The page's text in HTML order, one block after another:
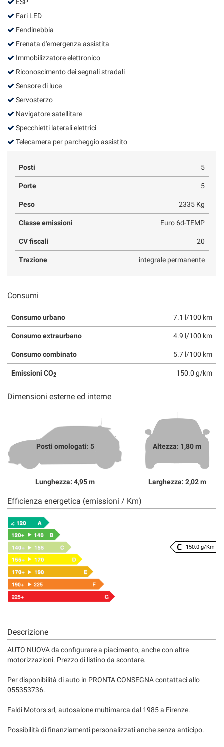
Fari LED
Fendinebbia
Frenata d'emergenza assistita
Immobilizzatore elettronico
Riconoscimento dei segnali stradali
Sensore di luce
Servosterzo
Navigatore satellitare
Specchietti laterali elettrici
Telecamera per parcheggio assistito
Posti 5
Porte 5
Peso 2335 Kg
Classe emissioni Euro 6d-TEMP
CV fiscali 20
Trazione integrale permanente
Consumi
Consumo urbano 7.1 l/100 km
Consumo extraurbano 4.9 l/100 km
Consumo combinato 5.7 l/100 km
Emissioni CO2 150.0 g/km
Dimensioni esterne ed interne
Posti omologati: 5
Lunghezza: 4,95 m
Altezza: 1,80 m
Larghezza: 2,02 m
Efficienza energetica (emissioni / Km)
150.0 g/Km
Descrizione
AUTO NUOVA da configurare a piacimento, anche con altre
motorizzazioni. Prezzo di listino da scontare.
Per disponibilità di auto in PRONTA CONSEGNA contattaci allo
055353736.
Faldi Motors srl, autosalone multimarca dal 1985 a Firenze.
Possibilità di finanziamenti personalizzati anche senza anticipo.